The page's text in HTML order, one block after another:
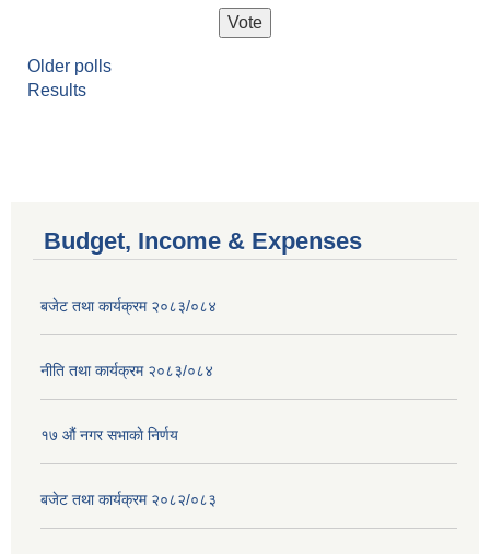
Older polls
Results
Budget, Income & Expenses
बजेट तथा कार्यक्रम २०८३/०८४
नीति तथा कार्यक्रम २०८३/०८४
१७ ‌‍औं नगर सभाकाे निर्णय
बजेट तथा कार्यक्रम २०८२/०८३